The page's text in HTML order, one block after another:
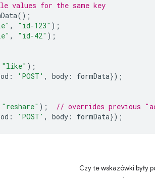
values for the same key
();
, "id-123" );
, "id-42" );
"like" );
: 'POST' , body : formData});
"reshare" );
// overrides previous
: 'POST' , body : formData});
Czy te wskazówki były